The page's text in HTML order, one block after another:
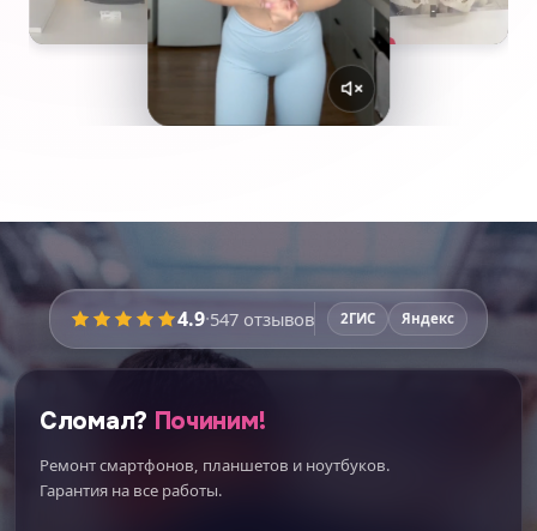
4.9·547 отзывов 2ГИС Яндекс
Сломал? Починим!
Ремонт смартфонов, планшетов и ноутбуков.
Гарантия на все работы.